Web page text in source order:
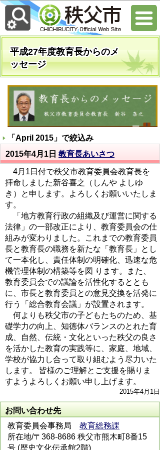
平成27年度教育長からのメ
ッセージ
「 April 2015 」で絞込み
2015年4月1日 教育長あいさつ
4月1日付で秩父市教育委員会教育長を
拝命しました新谷喜之（しんや よしゆ
き）と申します。よろしくお願いいたしま
す。
「地方教育行政の組織及び運営に関する
法律」の一部改正により、教育委員会の仕
組みが変わりました。これまでの教育委員
長と教育長の職務を新たな「教育長」とし
て一本化し、責任体制の明確化、迅速な危
機管理体制の構築等を図 ります。また、
教育委員会での議論を活性化するととも
に、市長と教育委員との意見交換を活発に
行う「総合教育会議」が設置されます。
何よりも秩父市の子どもたちのため、基
礎学力の向上、知徳体バランスのとれた育
成、自然、伝統・文化といった秩父の良さ
を活かした教育の実践等に、家庭、地域、
学校が協力し合って取り組むよう尽力いた
します。 皆様のご理解とご支援を賜りま
すようよろしくお願い申し上げます。
2015年4月1日
お問い合わせ先
教育委員会事務局 教育総務課
所在地/〒368-8686 秩父市熊木町8番15
号 (歴史文化伝承館2階)